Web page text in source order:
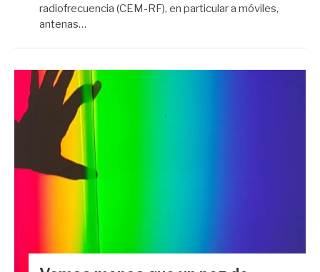
radiofrecuencia (CEM-RF), en particular a móviles,
antenas…